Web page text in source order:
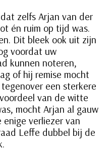
zelfs Arjan van der
én ruim op tijd was.
Dit bleek ook uit zijn
voordat uw
kunnen noteren,
of hij remise mocht
een sterkere
van de witte
mocht Arjan al gauw
enige verliezer van
Leffe dubbel bij de